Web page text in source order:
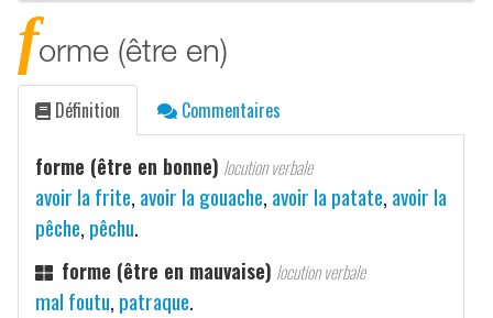
forme (être en)
Définition Commentaires
forme (être en bonne) locution verbale
avoir la frite, avoir la gouache, avoir la patate, avoir la
pêche, pêchu.
forme (être en mauvaise) locution verbale
mal foutu, patraque.